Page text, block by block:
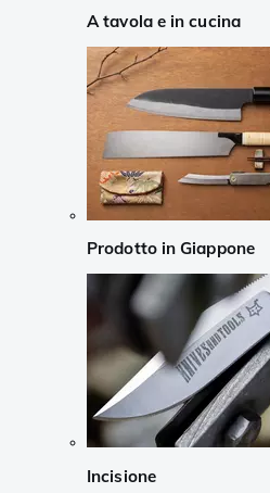
A tavola e in cucina
Prodotto in Giappone
Incisione